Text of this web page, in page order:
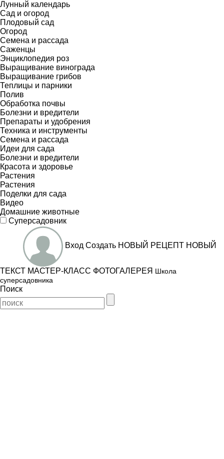
Лунный календарь
Сад и огород
Плодовый сад
Огород
Семена и рассада
Саженцы
Энциклопедия роз
Выращивание винограда
Выращивание грибов
Теплицы и парники
Полив
Обработка почвы
Болезни и вредители
Препараты и удобрения
Техника и инструменты
Семена и рассада
Идеи для сада
Болезни и вредители
Красота и здоровье
Растения
Растения
Поделки для сада
Видео
Домашние животные
Суперсадовник
Вход Создать НОВЫЙ РЕЦЕПТ НОВЫЙ
ТЕКСТ МАСТЕР-КЛАСС ФОТОГАЛЕРЕЯ Школа
суперсадовника
Поиск